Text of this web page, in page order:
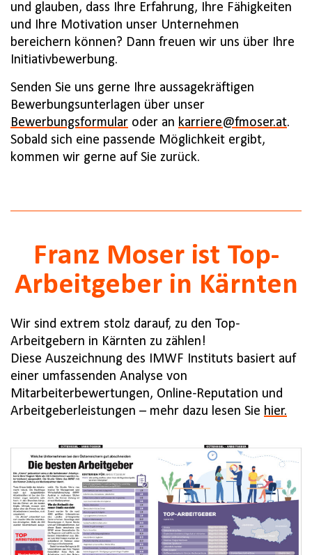
und glauben, dass Ihre Erfahrung, Ihre Fähigkeiten
und Ihre Motivation unser Unternehmen
bereichern können? Dann freuen wir uns über Ihre
Initiativbewerbung.
Senden Sie uns gerne Ihre aussagekräftigen
Bewerbungsunterlagen über unser
Bewerbungsformular oder an karriere@fmoser.at.
Sobald sich eine passende Möglichkeit ergibt,
kommen wir gerne auf Sie zurück.
Franz Moser ist Top-
Arbeitgeber in Kärnten
Wir sind extrem stolz darauf, zu den Top-
Arbeitgebern in Kärnten zu zählen!
Diese Auszeichnung des IMWF Instituts basiert auf
einer umfassenden Analyse von
Mitarbeiterbewertungen, Online-Reputation und
Arbeitgeberleistungen – mehr dazu lesen Sie hier.